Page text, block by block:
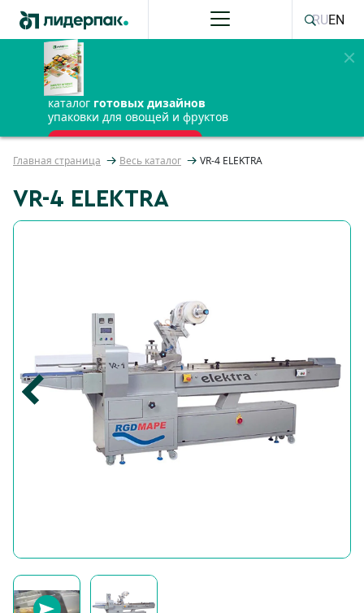
каталог готовых дизайнов
упаковки для овощей и фруктов
ПОЛУЧИТЬ БЕСПЛАТНО
RUEN
Главная страница Весь каталог VR-4 ELEKTRA
VR-4 ELEKTRA